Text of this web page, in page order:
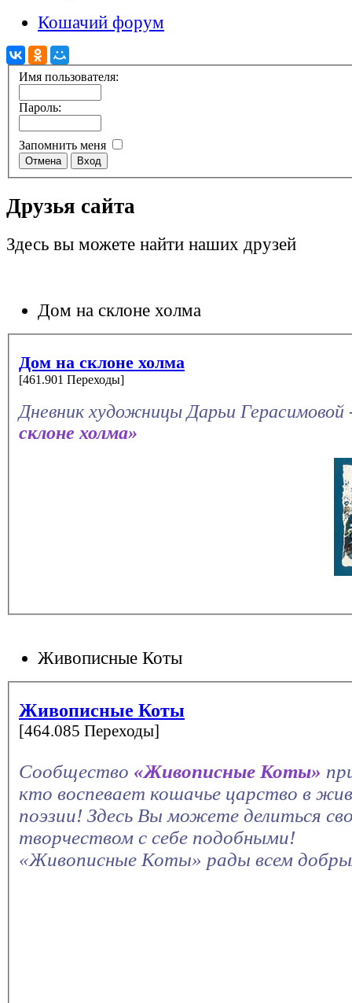
Кошачий форум
Имя пользователя:
Пароль:
Запомнить меня
Друзья сайта
Здесь вы можете найти наших друзей
Дом на склоне холма
Дом на склоне холма
[461.901 Переходы]
Дневник художницы Дарьи
склоне холма»
Живописные Коты
Живописные Коты
[464.085 Переходы]
Сообщество «Живописные Коты»
кто воспевает кошачье царство в
поэзии! Здесь Вы можете делиться
творчеством с себе подобными!
«Живописные Коты» рады всем